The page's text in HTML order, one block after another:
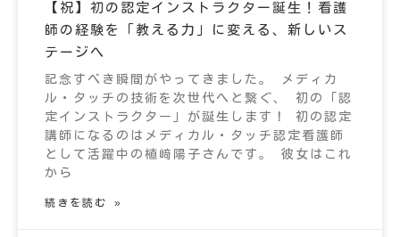
【祝】初の認定インストラクター誕生！看護
師の経験を「教える力」に変える、新しいス
テージへ
記念すべき瞬間がやってきました。 メディカ
ル・タッチの技術を次世代へと繋ぐ、 初の「認
定インストラクター」が誕生します！ 初の認定
講師になるのはメディカル・タッチ認定看護師
として活躍中の植﨑陽子さんです。 彼女はこれ
から
続きを読む »